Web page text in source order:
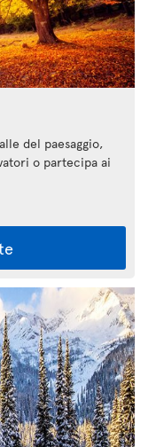
del paesaggio,
o partecipa ai